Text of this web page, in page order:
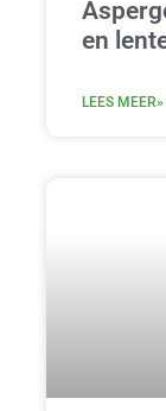
en
LEES MEER»